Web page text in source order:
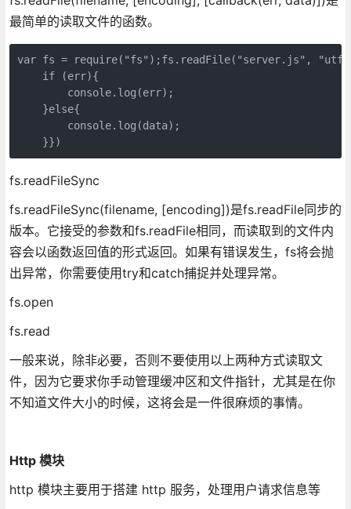
最简单的读取文件的函数。
var fs = require("fs");fs.readFile("server.js",
    if (err){
        console.log(err);
    }else{
        console.log(data);
    }})
fs.readFileSync
fs.readFileSync(filename, [encoding])是fs.readFile同步的
版本。它接受的参数和fs.readFile相同，而读取到的文件内
容会以函数返回值的形式返回。如果有错误发生，fs将会抛
出异常，你需要使用try和catch捕捉并处理异常。
fs.open
fs.read
一般来说，除非必要，否则不要使用以上两种方式读取文
件，因为它要求你手动管理缓冲区和文件指针，尤其是在你
不知道文件大小的时候，这将会是一件很麻烦的事情。
Http 模块
http 模块主要用于搭建 http 服务，处理用户请求信息等